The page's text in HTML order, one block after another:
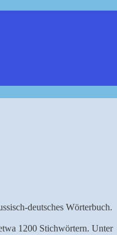
deutsches Wörterbuch.
1200 Stichwörtern. Unter